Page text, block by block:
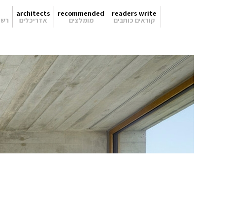
architects
אדריכלים
recommended
מומלצים
readers write
קוראים כותבים